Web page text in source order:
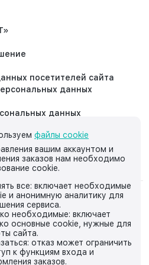
посетителей сайта
данных
данных
данных третьим
то, что данный интернет-сайт,
и ценах,
исключительно
ни при каких условиях не
определяемой положениями
Российской Федерации.
файлы cookie
вашим аккаунтом и
заказов нам необходимо
cookie.
все: включает необходимые
и анонимную аналитику для
сервиса.
необходимые: включает
основные cookie, нужные для
сайта.
отказ может ограничить
к функциям входа и
заказов.